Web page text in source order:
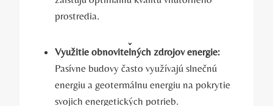
prostredia.
Využitie obnoviteľných zdrojov energie:
Pasívne budovy často využívajú slnečnú
energiu a geotermálnu energiu na pokrytie
svojich energetických potrieb.